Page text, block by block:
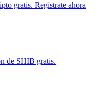
gratis. Regístrate ahora
de SHIB gratis.